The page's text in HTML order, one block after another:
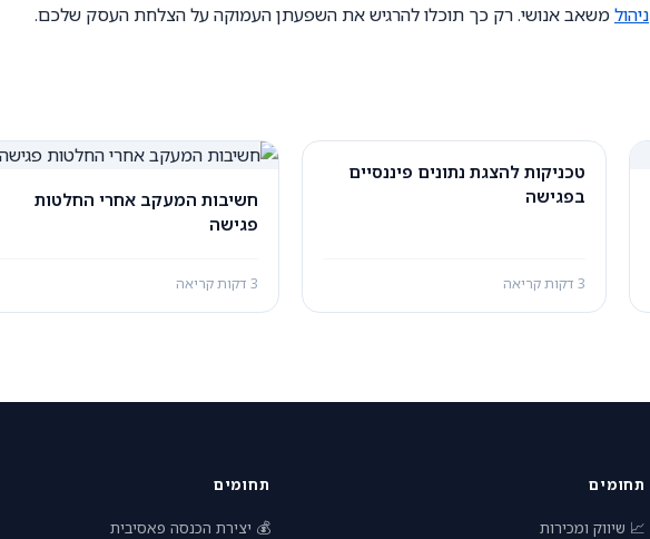
ניהולמשאב אנושי. רק כך תוכלו להרגיש את השפעתן העמוקה על הצלחת העסק שלכם.
טכניקות להצגת נתונים פיננסיים
בפגישה
3 דקות קריאה
חשיבות המעקב אחרי החלטות
פגישה
3 דקות קריאה
תחומים
📈 שיווק ומכירות
תחומים
💰 יצירת הכנסה פאסיבית